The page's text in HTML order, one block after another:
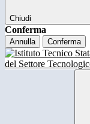
Chiudi
Conferma
Annulla Conferma
del Settore